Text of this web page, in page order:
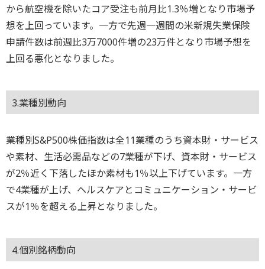
から航空機を除いたコア受注も前月比1.3％増となり市場予
想を上回っています。一方で先週一週間の米新規失業保険
申請件数は前週比3万7000件増の23万件となり市場予想を
上回る悪化となりました。
3.業種別動向
業種別S&P500株価指数は全11業種のうち資本財・サービス
や素材、生活必需品などの7業種が下げ、資本財・サービス
が2％近く下落したほか素材も1％以上下げています。一方
で4業種が上げ、ヘルスケアとコミュニケーション・サービ
スが1％を超える上昇となりました。
4.個別銘柄動向